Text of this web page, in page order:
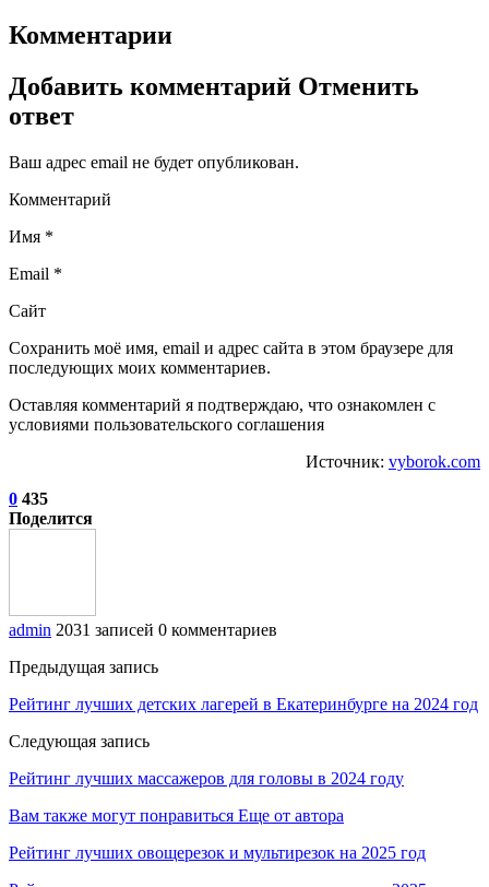
Комментарии
Добавить комментарий Отменить
ответ
Ваш адрес email не будет опубликован.
Комментарий
Имя *
Email *
Сайт
Сохранить моё имя, email и адрес сайта в этом браузере для
последующих моих комментариев.
Оставляя комментарий я подтверждаю, что ознакомлен с
условиями пользовательского соглашения
Источник: vyborok.com
0 435
Поделится
admin 2031 записей 0 комментариев
Предыдущая запись
Рейтинг лучших детских лагерей в Екатеринбурге на 2024 год
Следующая запись
Рейтинг лучших массажеров для головы в 2024 году
Вам также могут понравиться Еще от автора
Рейтинг лучших овощерезок и мультирезок на 2025 год